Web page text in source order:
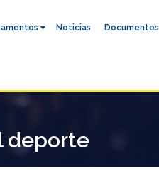
Noticias Documentos
deporte